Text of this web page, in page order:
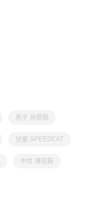
男子 休閒鞋
兒童 SPEEDCAT
中性 薄底鞋